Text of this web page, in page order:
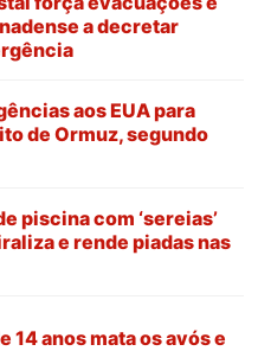
a decretar
aos EUA para
de Ormuz, segundo
piscina com ‘sereias’
e rende piadas nas
14 anos mata os avós e